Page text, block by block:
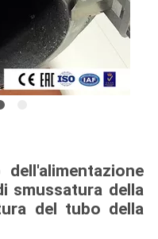
smussatura della
del tubo della